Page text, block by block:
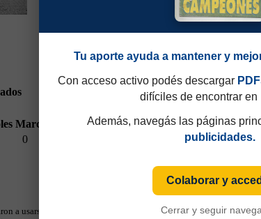
Marcados
0
a usarse en 1949 y que hasta 1997 eran consecutivos, no
Tu aporte ayuda a mantener y
Con acceso activo podés descargar
difíciles de encontrar en
Además, navegás las páginas
publicidades.
Colaborar y
Cerrar y seguir